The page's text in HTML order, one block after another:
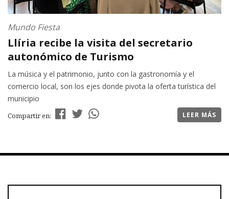
Mundo Fiesta
Llíria recibe la visita del secretario
autonómico de Turismo
La música y el patrimonio, junto con la gastronomía y el
comercio local, son los ejes donde pivota la oferta turística del
municipio
Compartir en: LEER MÁS